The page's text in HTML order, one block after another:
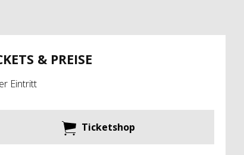
& PREISE
Eintritt
Ticketshop